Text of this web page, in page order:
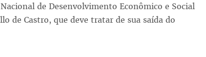
de Desenvolvimento Econômico e Social
de Castro, que deve tratar de sua saída do